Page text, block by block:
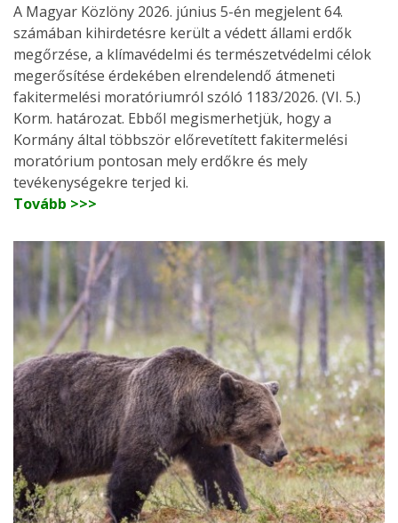
A Magyar Közlöny 2026. június 5-én megjelent 64.
számában kihirdetésre került a védett állami erdők
megőrzése, a klímavédelmi és természetvédelmi célok
megerősítése érdekében elrendelendő átmeneti
fakitermelési moratóriumról szóló 1183/2026. (VI. 5.)
Korm. határozat. Ebből megismerhetjük, hogy a
Kormány által többször előrevetített fakitermelési
moratórium pontosan mely erdőkre és mely
tevékenységekre terjed ki.
Tovább >>>